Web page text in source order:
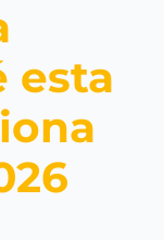
esta